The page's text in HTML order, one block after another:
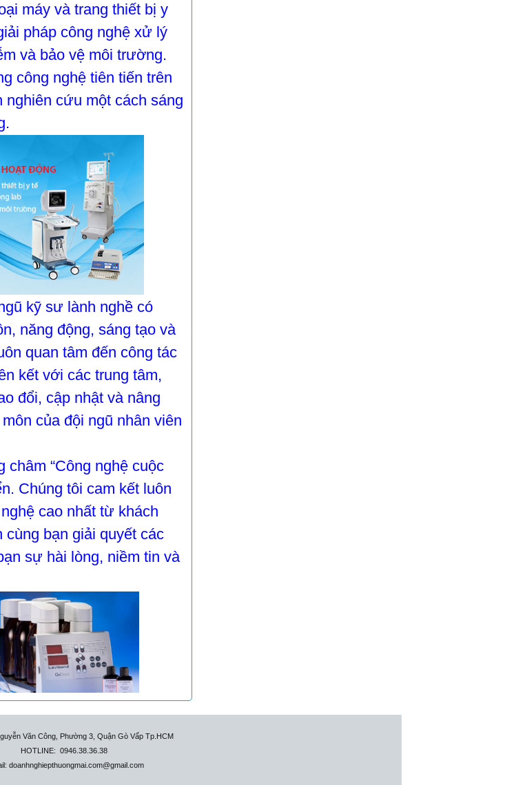
máy và trang thiết bị y
pháp công nghệ xử lý
và bảo vệ môi trường.
công nghệ tiên tiến trên
cứu một cách sáng
kỹ sư lành nghề có
năng động, sáng tạo và
quan tâm đến công tác
kết với các trung tâm,
đổi, cập nhật và nâng
của đội ngũ nhân viên
“Công nghệ cuộc
Chúng tôi cam kết luôn
cao nhất từ khách
cùng bạn giải quyết các
sự hài lòng, niềm tin và
Văn Công, Phường 3, Quận Gò Vấp Tp.HCM
HOTLINE: 0946.38.36.38
doanhnghiepthuongmai.com@gmail.com